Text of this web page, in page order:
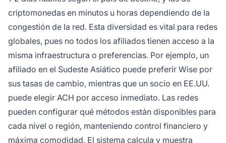
criptomonedas en minutos u horas dependiendo de la
congestión de la red. Esta diversidad es vital para redes
globales, pues no todos los afiliados tienen acceso a la
misma infraestructura o preferencias. Por ejemplo, un
afiliado en el Sudeste Asiático puede preferir Wise por
sus tasas de cambio, mientras que un socio en EE.UU.
puede elegir ACH por acceso inmediato. Las redes
pueden configurar qué métodos están disponibles para
cada nivel o región, manteniendo control financiero y
máxima comodidad. El sistema calcula y muestra